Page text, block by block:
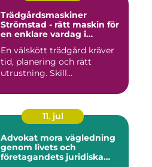
Trädgårdsmaskiner
Strömstad - rätt maskin för
en enklare vardag i
En välskött trädgård kräver
tid, planering och rätt
utrustning. Skill...
11. jul
Advokat mora vägledning
genom livets och
företagandets juridiska